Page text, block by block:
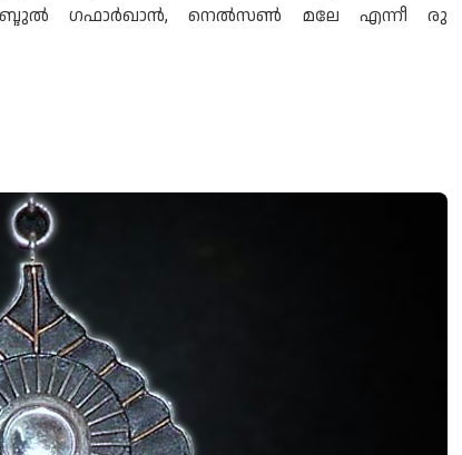
ഗഫാർഖാൻ, നെൽസൺ മലേ എന്നീ രു